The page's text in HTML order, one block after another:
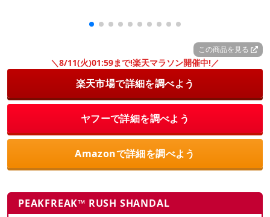
この商品を見る
＼8/11(火)01:59まで!楽天マラソン開催中!／
楽天市場で詳細を調べよう
ヤフーで詳細を調べよう
Amazonで詳細を調べよう
PEAKFREAK™ RUSH SHANDAL